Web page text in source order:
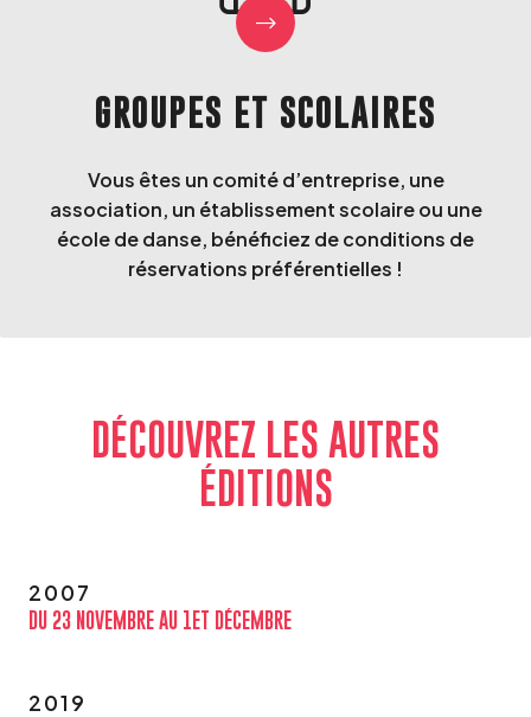
GROUPES ET SCOLAIRES
Vous êtes un comité d’entreprise, une
association, un établissement scolaire ou une
école de danse, bénéficiez de conditions de
réservations préférentielles !
DÉCOUVREZ LES AUTRES
ÉDITIONS
2007
DU 23 NOVEMBRE AU 1ET DÉCEMBRE
2019